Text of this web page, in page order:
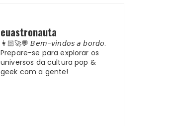
euastronauta
👩🏻‍🚀💬 𝘉𝘦𝘮-𝘷𝘪𝘯𝘥𝘰𝘴 𝘢 𝘣𝘰𝘳𝘥𝘰.
Prepare-se para explorar os
universos da cultura pop &
geek com a gente!